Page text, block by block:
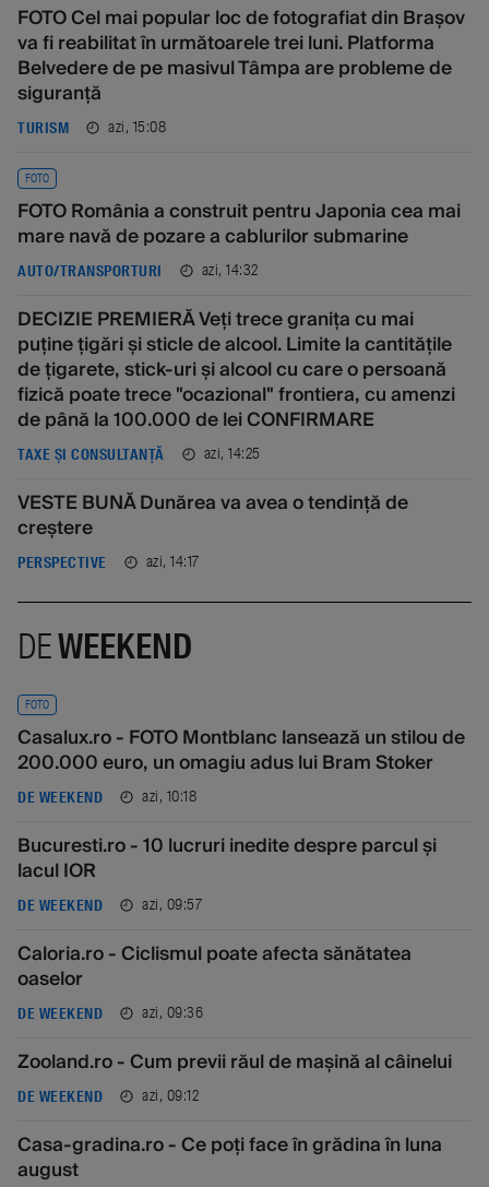
FOTO Cel mai popular loc de fotografiat din Brașov
va fi reabilitat în următoarele trei luni. Platforma
Belvedere de pe masivul Tâmpa are probleme de
siguranță
TURISM azi, 15:08
FOTO
FOTO România a construit pentru Japonia cea mai
mare navă de pozare a cablurilor submarine
AUTO/TRANSPORTURI azi, 14:32
DECIZIE PREMIERĂ Veți trece granița cu mai
puține țigări și sticle de alcool. Limite la cantitățile
de țigarete, stick-uri și alcool cu care o persoană
fizică poate trece "ocazional" frontiera, cu amenzi
de până la 100.000 de lei CONFIRMARE
TAXE ȘI CONSULTANȚĂ azi, 14:25
VESTE BUNĂ Dunărea va avea o tendință de
creștere
PERSPECTIVE azi, 14:17
DEWEEKEND
FOTO
Casalux.ro - FOTO Montblanc lansează un stilou de
200.000 euro, un omagiu adus lui Bram Stoker
DE WEEKEND azi, 10:18
Bucuresti.ro - 10 lucruri inedite despre parcul și
lacul IOR
DE WEEKEND azi, 09:57
Caloria.ro - Ciclismul poate afecta sănătatea
oaselor
DE WEEKEND azi, 09:36
Zooland.ro - Cum previi răul de mașină al câinelui
DE WEEKEND azi, 09:12
Casa-gradina.ro - Ce poți face în grădina în luna
august